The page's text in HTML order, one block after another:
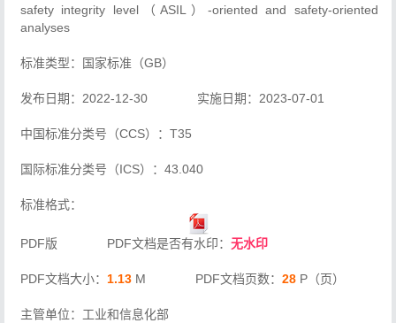
safety integrity level（ASIL）-oriented and safety-oriented
analyses
标准类型：国家标准（GB）
发布日期：2022-12-30 实施日期：2023-07-01
中国标准分类号（CCS）：T35
国际标准分类号（ICS）：43.040
标准格式：
PDF版 PDF文档是否有水印： 无水印
PDF文档大小： 1.13M PDF文档页数： 28P（页）
主管单位：工业和信息化部